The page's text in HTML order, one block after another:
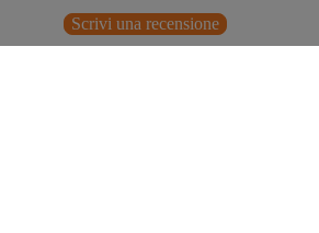
Scrivi una recensione